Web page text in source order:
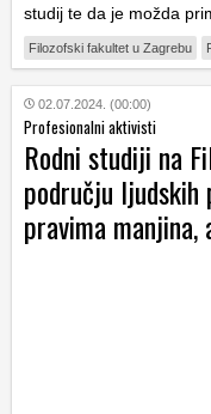
studij te da je možda
Filozofski fakultet u Zagrebu
02.07.2024. (00:00)
Profesionalni aktivisti
Rodni studiji na
području ljudskih
pravima